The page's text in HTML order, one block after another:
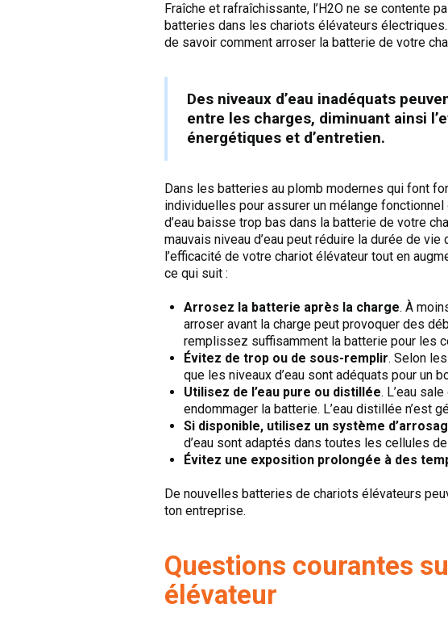
Fraîche et rafraîchissante, l’H2O ne se contente
batteries dans les chariots élévateurs
de savoir comment arroser la batterie de votre
Des niveaux d’eau inadéquats
entre les charges, diminuant ainsi
énergétiques et d’entretien.
Dans les batteries au plomb modernes qui font
individuelles pour assurer un mélange
d’eau baisse trop bas dans la batterie de votre
mauvais niveau d’eau peut réduire la durée de
l’efficacité de votre chariot élévateur tout en
ce qui suit :
Arrosez la batterie après la charge. À
arroser avant la charge peut provoquer des
remplissez suffisamment la batterie pour les
Évitez de trop ou de sous-remplir. Selon
que les niveaux d’eau sont adéquats pour un
Utilisez de l’eau pure ou distillée. L’eau
endommager la batterie. L’eau distillée n’est
Si disponible, utilisez un système
d’eau sont adaptés dans toutes les cellules
Évitez une exposition prolongée à des
De nouvelles batteries de chariots élévateurs
ton entreprise.
Questions courantes
élévateur